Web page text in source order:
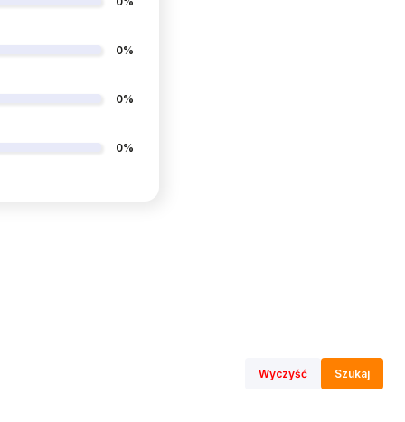
0%
0%
0%
Wyczyść Szukaj